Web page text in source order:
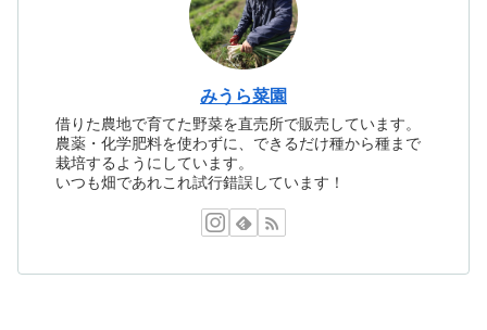
みうら菜園
借りた農地で育てた野菜を直売所で販売しています。
農薬・化学肥料を使わずに、できるだけ種から種まで
栽培するようにしています。
いつも畑であれこれ試行錯誤しています！